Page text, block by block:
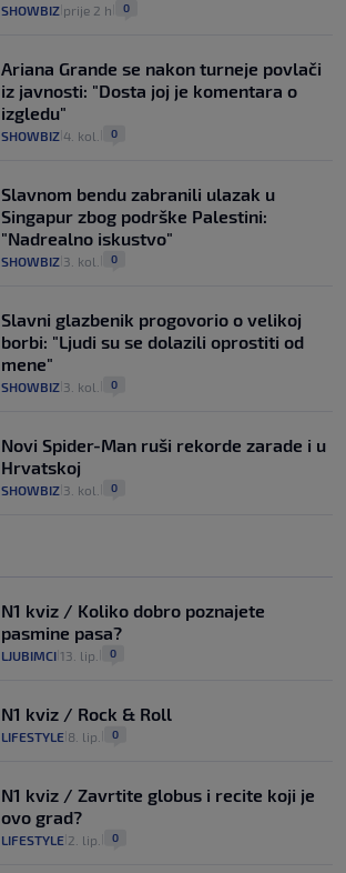
SHOWBIZ prije 2 h 0
Ariana Grande se nakon turneje povlači
iz javnosti: "Dosta joj je komentara o
izgledu"
SHOWBIZ 4. kol. 0
Slavnom bendu zabranili ulazak u
Singapur zbog podrške Palestini:
"Nadrealno iskustvo"
SHOWBIZ 3. kol. 0
Slavni glazbenik progovorio o velikoj
borbi: "Ljudi su se dolazili oprostiti od
mene"
SHOWBIZ 3. kol. 0
Novi Spider-Man ruši rekorde zarade i u
Hrvatskoj
SHOWBIZ 3. kol. 0
N1 kviz / Koliko dobro poznajete
pasmine pasa?
LJUBIMCI 13. lip. 0
N1 kviz / Rock & Roll
LIFESTYLE 8. lip. 0
N1 kviz / Zavrtite globus i recite koji je
ovo grad?
LIFESTYLE 2. lip. 0